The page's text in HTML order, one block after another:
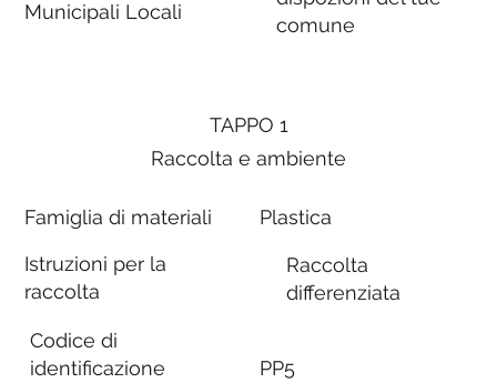
Municipali Locali
comune
TAPPO 1
Raccolta e ambiente
Famiglia di materiali
Istruzioni per la
raccolta
Codice di
identificazione
Plastica
Raccolta
differenziata
PP5